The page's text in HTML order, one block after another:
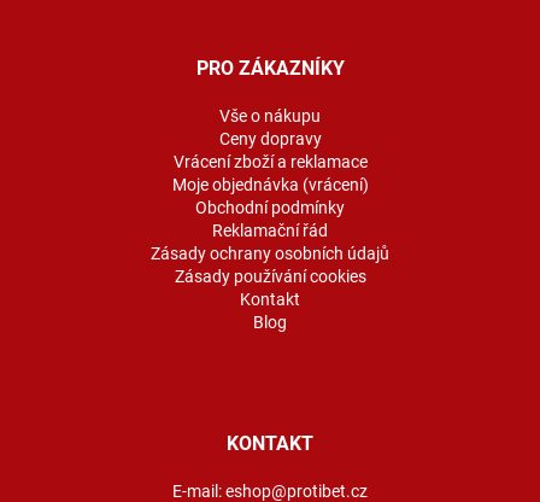
PRO ZÁKAZNÍKY
Vše o nákupu
Ceny dopravy
Vrácení zboží a reklamace
Moje objednávka (vrácení)
Obchodní podmínky
Reklamační řád
Zásady ochrany osobních údajů
Zásady používání cookies
Kontakt
Blog
KONTAKT
E-mail:eshop@protibet.cz